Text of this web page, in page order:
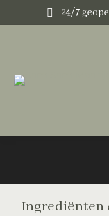
24/7
Ingrediënten